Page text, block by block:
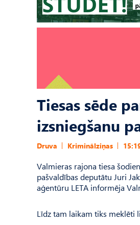
Tiesas sēde
izsniegšanu
Druva Kriminālziņas
Valmieras rajona tiesa
pašvaldības deputātu Juri
aģentūru LETA informēja
Līdz tam laikam tiks meklēti